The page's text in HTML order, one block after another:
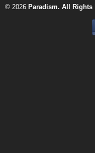
© 2026 Paradism. All Rights